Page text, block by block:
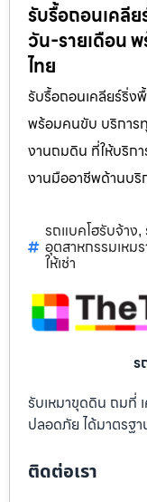
รับรื้อถอนเคลีย
วัน-รายเดือน
ไทย
รับรื้อถอนเคลียร์ริ่ง
พร้อมคนขับ บริการ
งานถมดิน ที่ให้บริก
งานมืออาชีพด้านบริ
รถแบคโฮรับจ้าง,
อุตสาหกรรมเหม
ให้เช่า
ร
รับเหมาขุดดิน ถมที่
ปลอดภัย ได้มาตรฐา
ติดต่อเรา